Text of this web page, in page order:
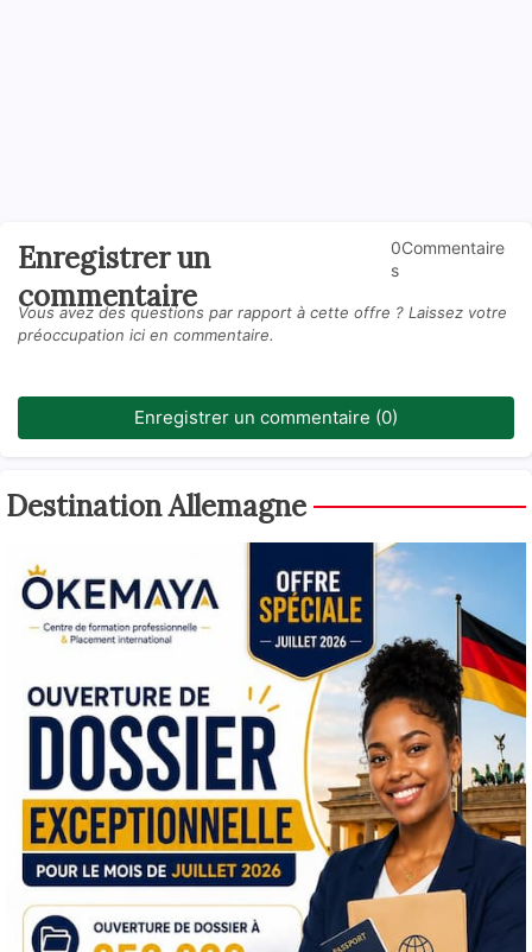
Enregistrer un
commentaire
0Commentaire
s
Vous avez des questions par rapport à cette offre ? Laissez votre
préoccupation ici en commentaire.
Enregistrer un commentaire (0)
Destination Allemagne